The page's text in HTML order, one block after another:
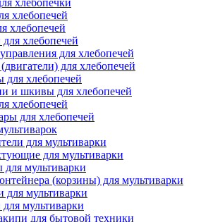
хлебопечки
хлебопечей
хлебопечей
хлебопечей
для хлебопечей
для хлебопечей
хлебопечей
и шкивы для хлебопечей
хлебопечей
для хлебопечей
для мультиварки
для мультиварки
мультиварки
(корзины) для мультиварки
мультиварки
мультиварки
для бытовой техники